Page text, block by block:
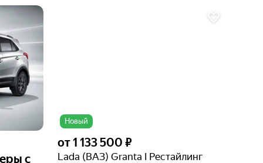
с
Новый
от1 133 500 ₽
Lada (ВАЗ) Granta I Рестайлинг